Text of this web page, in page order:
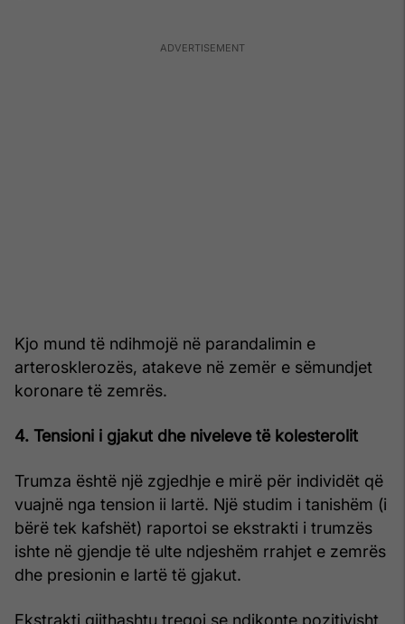
Kjo mund të ndihmojë në parandalimin e
arterosklerozës, atakeve në zemër e sëmundjet
koronare të zemrës.
4. Tensioni i gjakut dhe niveleve të kolesterolit
Trumza është një zgjedhje e mirë për individët që
vuajnë nga tension ii lartë. Një studim i tanishëm (i
bërë tek kafshët) raportoi se ekstrakti i trumzës
ishte në gjendje të ulte ndjeshëm rrahjet e zemrës
dhe presionin e lartë të gjakut.
Ekstrakti gjithashtu tregoi se ndikonte pozitivisht